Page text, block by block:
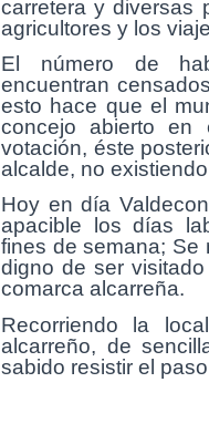
carretera y diversas
agricultores y los
El número de
encuentran
esto hace que el
concejo abierto
votación, éste
alcalde, no
Hoy en día
apacible los días
fines de semana; Se
digno de ser
comarca alcarreña.
Recorriendo la
alcarreño, de
sabido resistir el